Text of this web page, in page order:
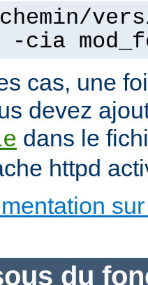
-cia
cas, une
devez
dans le
httpd
du